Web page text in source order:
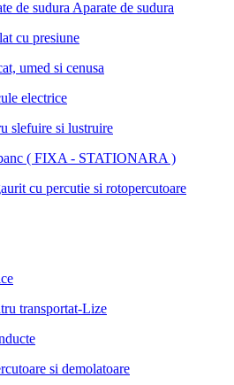
de sudura Aparate de sudura
cu presiune
umed si cenusa
electrice
slefuire si lustruire
( FIXA - STATIONARA )
cu percutie si rotopercutoare
transportat-Lize
si demolatoare